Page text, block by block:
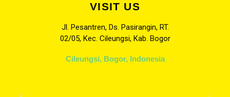
VISIT US
Jl. Pesantren, Ds. Pasirangin, RT.
02/05, Kec. Cileungsi, Kab. Bogor
Cileungsi, Bogor, Indonesia